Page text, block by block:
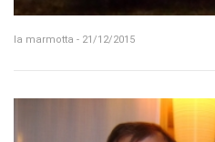
la marmotta - 21/12/2015